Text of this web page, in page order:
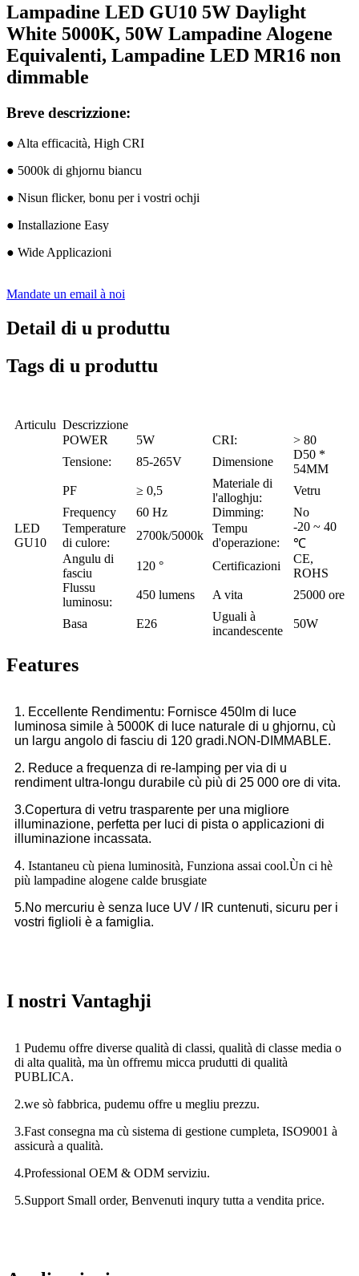
Lampadine LED GU10 5W Daylight
White 5000K, 50W Lampadine Alogene
Equivalenti, Lampadine LED MR16 non
dimmable
Breve descrizzione:
● Alta efficacità, High CRI
● 5000k di ghjornu biancu
● Nisun flicker, bonu per i vostri ochji
● Installazione Easy
● Wide Applicazioni
Mandate un email à noi
Detail di u produttu
Tags di u produttu
Articulu Descrizzione
LED
GU10
POWER 5W CRI:
> 80
Tensione:
85-265V Dimensione
D50 *
54MM
PF
≥ 0,5
Materiale di
l'alloghju:
Vetru
Frequency
60 Hz Dimming:
No
Temperature
di culore:
2700k/5000k
Tempu
d'operazione:
-20 ~ 40
℃
Angulu di
fasciu
120 ° Certificazioni
CE,
ROHS
Flussu
luminosu:
450 lumens A vita 25000 ore
Basa E26
Uguali à
incandescente
50W
Features
1. Eccellente Rendimentu: Fornisce 450lm di luce
luminosa simile à 5000K di luce naturale di u ghjornu, cù
un largu angolo di fasciu di 120 gradi.NON-DIMMABLE.
2. Reduce a frequenza di re-lamping per via di u
rendiment ultra-longu durabile cù più di 25 000 ore di vita.
3.Copertura di vetru trasparente per una migliore
illuminazione, perfetta per luci di pista o applicazioni di
illuminazione incassata.
4. Istantaneu cù piena luminosità, Funziona assai cool.Ùn ci hè
più lampadine alogene calde brusgiate
5.No mercuriu è senza luce UV / IR cuntenuti, sicuru per i
vostri figlioli è a famiglia.
I nostri Vantaghji
1 Pudemu offre diverse qualità di classi, qualità di classe media o
di alta qualità, ma ùn offremu micca prudutti di qualità
PUBLICA.
2.we sò fabbrica, pudemu offre u megliu prezzu.
3.Fast consegna ma cù sistema di gestione cumpleta, ISO9001 à
assicurà a qualità.
4.Professional OEM & ODM serviziu.
5.Support Small order, Benvenuti inqury tutta a vendita price.